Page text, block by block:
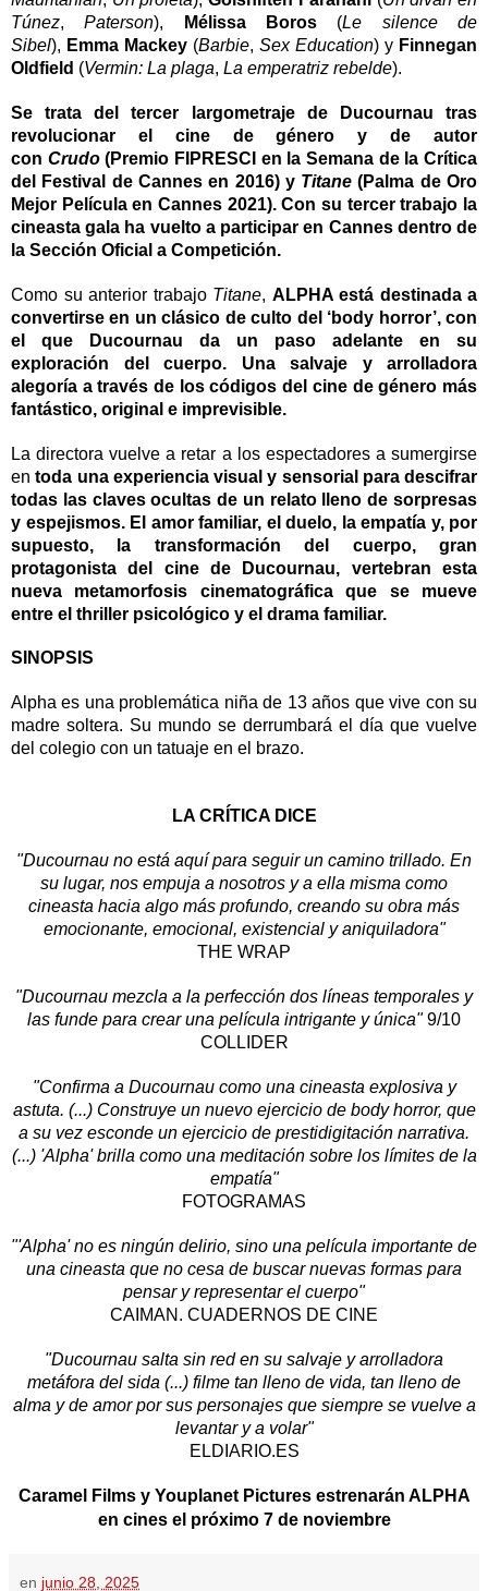
Túnez,Paterson), Mélissa Boros (Le silence de
Sibel), Emma Mackey (Barbie, Sex Education) y Finnegan
Oldfield (Vermin: La plaga, La emperatriz rebelde).
Se trata del tercer largometraje de Ducournau tras
revolucionar el cine de género y de autor
con Crudo(Premio FIPRESCI en la Semana de la Crítica
del Festival de Cannes en 2016) y Titane (Palma de Oro
Mejor Película en Cannes 2021). Con su tercer trabajo la
cineasta gala ha vuelto a participar en Cannes dentro de
la Sección Oficial a Competición.
Como su anterior trabajo Titane, ALPHA está destinada a
convertirse en un clásico de culto del ‘body horror’, con
el que Ducournau da un paso adelante en su
exploración del cuerpo. Una salvaje y arrolladora
alegoría a través de los códigos del cine de género más
fantástico, original e imprevisible.
La directora vuelve a retar a los espectadores a sumergirse
entoda una experiencia visual y sensorial para descifrar
todas las claves ocultas de un relato lleno de sorpresas
y espejismos. El amor familiar, el duelo, la empatía y, por
supuesto, la transformación del cuerpo, gran
protagonista del cine de Ducournau, vertebran esta
nueva metamorfosis cinematográfica que se mueve
entre el thriller psicológico y el drama familiar.
SINOPSIS
Alpha es una problemática niña de 13 años que vive con su
madre soltera. Su mundo se derrumbará el día que vuelve
del colegio con un tatuaje en el brazo.
LA CRÍTICA DICE
"Ducournau no está aquí para seguir un camino trillado. En
su lugar, nos empuja a nosotros y a ella misma como
cineasta hacia algo más profundo, creando su obra más
emocionante, emocional, existencial y aniquiladora"
THE WRAP
"Ducournau mezcla a la perfección dos líneas temporales y
las funde para crear una película intrigante y única"9/10
COLLIDER
"Confirma a Ducournau como una cineasta explosiva y
astuta. (...) Construye un nuevo ejercicio de body horror, que
a su vez esconde un ejercicio de prestidigitación narrativa.
(...) 'Alpha' brilla como una meditación sobre los límites de la
empatía"
FOTOGRAMAS
"'Alpha' no es ningún delirio, sino una película importante de
una cineasta que no cesa de buscar nuevas formas para
pensar y representar el cuerpo"
CAIMAN. CUADERNOS DE CINE
"Ducournau salta sin red en su salvaje y arrolladora
metáfora del sida (...) filme tan lleno de vida, tan lleno de
alma y de amor por sus personajes que siempre se vuelve a
levantar y a volar"
ELDIARIO.ES
Caramel Films y Youplanet Pictures estrenarán ALPHA
en cines el próximo 7 de noviembre
en junio 28, 2025